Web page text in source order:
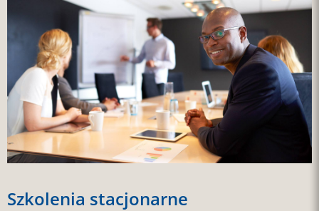
Szkolenia stacjonarne